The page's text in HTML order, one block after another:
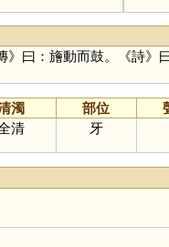
曰：旝動而鼓。《詩》
濁 部位
清 牙